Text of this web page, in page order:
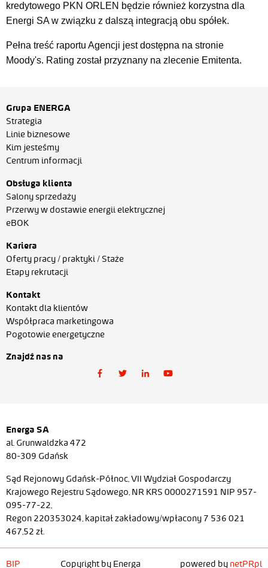
kredytowego PKN ORLEN będzie również korzystna dla
Energi SA w związku z dalszą integracją obu spółek.
Pełna treść raportu Agencji jest dostępna na stronie
Moody's. Rating został przyznany na zlecenie Emitenta.
Grupa ENERGA
Strategia
Linie biznesowe
Kim jesteśmy
Centrum informacji
Obsługa klienta
Salony sprzedaży
Przerwy w dostawie energii elektrycznej
eBOK
Kariera
Oferty pracy / praktyki / Staże
Etapy rekrutacji
Kontakt
Kontakt dla klientów
Współpraca marketingowa
Pogotowie energetyczne
Znajdź nas na
Energa SA
al. Grunwaldzka 472
80-309 Gdańsk
Sąd Rejonowy Gdańsk-Północ, VII Wydział Gospodarczy
Krajowego Rejestru Sądowego, NR KRS 0000271591 NIP 957-
095-77-22,
Regon 220353024, kapitał zakładowy/wpłacony 7 536 021
467,52 zł.
BIP Copyright by Energa powered by netPR.pl